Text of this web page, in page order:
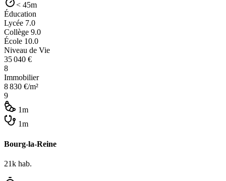
< 45m
Éducation
Lycée 7.0
Collège 9.0
École 10.0
Niveau de Vie
35 040 €
8
Immobilier
8 830 €/m²
9
1m
1m
Bourg-la-Reine
21k hab.